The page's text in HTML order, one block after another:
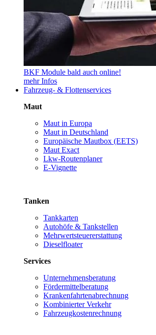
BKF Module bald auch online!
mehr Infos
Fahrzeug- & Flottenservices
Maut
Maut in Europa
Maut in Deutschland
Europäische Mautbox (EETS)
Maut Exact
Lkw-Routenplaner
E-Vignette
Tanken
Tankkarten
Autohöfe & Tankstellen
Mehrwertsteuererstattung
Dieselfloater
Services
Unternehmensberatung
Fördermittelberatung
Krankenfahrtenabrechnung
Kombinierter Verkehr
Fahrzeugkostenrechnung